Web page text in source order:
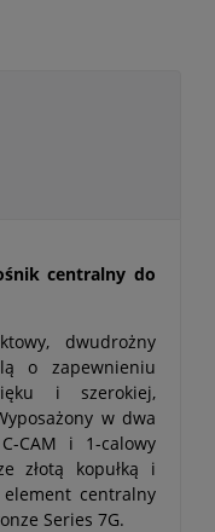
centralny do
dwudrożny
o zapewnieniu
i szerokiej,
w dwa
CAM i 1-calowy
złotą kopułką i
centralny
Series 7G.